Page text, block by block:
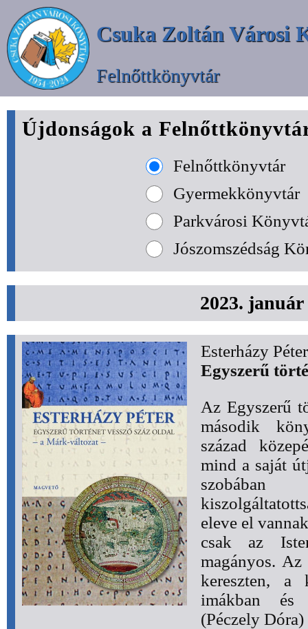
Csuka Zoltán Városi
Felnőttkönyvtár
Újdonságok a
Felnőttkönyvtár
Gyermekkönyvtár
Parkvárosi
Jószomszédság
2023. január
Esterházy Péter
Egyszerű
Az Egyszerű
második
század
mind a saját
eleve el
csak az
magányos.
kereszten, a
imákban és
(Péczely